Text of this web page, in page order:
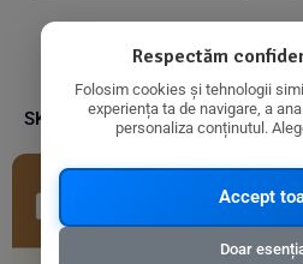
SKU: 8718215063308
Respectăm
Folosim cookies și tehnologii
experiența ta de navigare, a
personaliza conținutul.
Accept
Doar